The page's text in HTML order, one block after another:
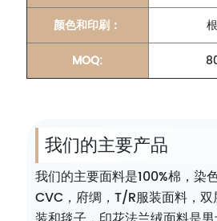
颜色和印刷：
MOQ:
我们的主要产品
我们的主要面料是100%棉，染
CVC，府绸，T/R服装面料，